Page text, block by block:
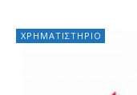
ΧΡΗΜΑΤΙΣΤΉΡΙΟ